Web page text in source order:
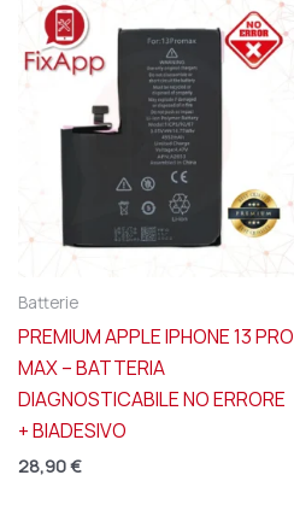
Batterie
PREMIUM APPLE IPHONE 13 PRO
MAX – BATTERIA
DIAGNOSTICABILE NO ERRORE
+ BIADESIVO
28,90€